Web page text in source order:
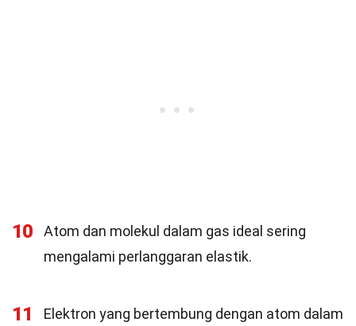
10
Atom dan molekul dalam gas ideal sering
mengalami perlanggaran elastik.
11
Elektron yang bertembung dengan atom dalam